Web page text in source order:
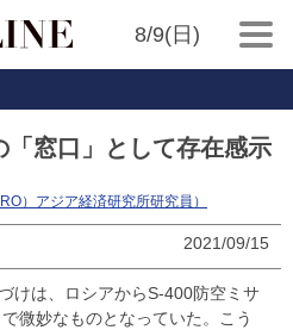
8/9(日)
「窓口」として存在感示
）アジア経済研究所研究員）
2021/09/15
けは、ロシアからS-400防空ミサ
微妙なものとなっていた。こう